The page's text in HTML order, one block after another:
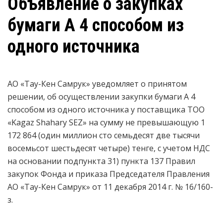
бумаги А 4 способом из
одного источника
АО «Тау-Кен Самрук» уведомляет о принятом
решении, об осуществлении закупки бумаги А 4
способом из одного источника у поставщика ТОО
«Kagaz Shahary SEZ» на сумму не превышающую 1
172 864 (один миллион сто семьдесят две тысячи
восемьсот шестьдесят четыре) тенге, с учетом НДС
на основании подпункта 31) пункта 137 Правил
закупок Фонда и приказа Председателя Правления
АО «Тау-Кен Самрук» от 11 декабря 2014 г. № 16/160-
з.